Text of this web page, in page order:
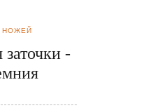
НОЖЕЙ
заточки -